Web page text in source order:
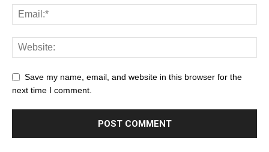
Save my name, email, and website in this browser for the
next time I comment.